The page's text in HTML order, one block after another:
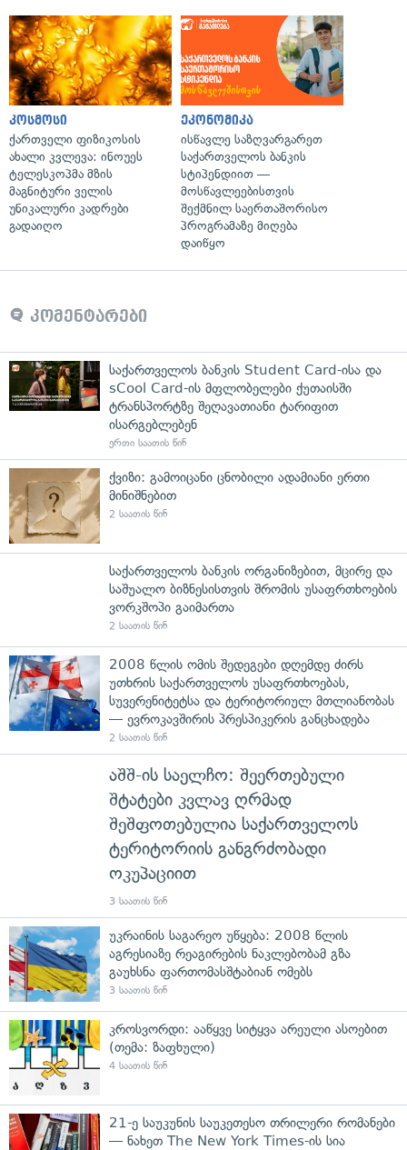
კოსმოსი
ქართველი ფიზიკოსის
ახალი კვლევა: ინოუეს
ტელესკოპმა მზის
მაგნიტური ველის
უნიკალური კადრები
გადაიღო
ეკონომიკა
ისწავლე საზღვარგარეთ
საქართველოს ბანკის
სტიპენდიით —
მოსწავლეებისთვის
შექმნილ საერთაშორისო
პროგრამაზე მიღება
დაიწყო
კომენტარები
საქართველოს ბანკის Student Card-ისა და
sCool Card-ის მფლობელები ქუთაისში
ტრანსპორტზე შეღავათიანი ტარიფით
ისარგებლებენ
ერთი საათის წინ
ქვიზი: გამოიცანი ცნობილი ადამიანი ერთი
მინიშნებით
2 საათის წინ
საქართველოს ბანკის ორგანიზებით, მცირე და
საშუალო ბიზნესისთვის შრომის უსაფრთხოების
ვორკშოპი გაიმართა
2 საათის წინ
2008 წლის ომის შედეგები დღემდე ძირს
უთხრის საქართველოს უსაფრთხოებას,
სუვერენიტეტსა და ტერიტორიულ მთლიანობას
— ევროკავშირის პრესპიკერის განცხადება
2 საათის წინ
აშშ-ის საელჩო: შეერთებული
შტატები კვლავ ღრმად
შეშფოთებულია საქართველოს
ტერიტორიის განგრძობადი
ოკუპაციით
3 საათის წინ
უკრაინის საგარეო უწყება: 2008 წლის
აგრესიაზე რეაგირების ნაკლებობამ გზა
გაუხსნა ფართომასშტაბიან ომებს
3 საათის წინ
კროსვორდი: ააწყვე სიტყვა არეული ასოებით
(თემა: ზაფხული)
4 საათის წინ
21-ე საუკუნის საუკეთესო თრილერი რომანები
— ნახეთ The New York Times-ის სია